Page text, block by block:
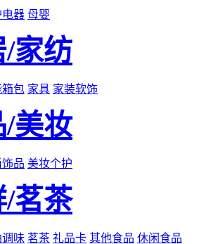
器 母婴
/家纺
包 家具 家装软饰
美妆
饰品 美妆个护
茗茶
味 茗茶 礼品卡 其他食品 休闲食品